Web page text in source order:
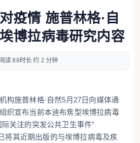
疫情 施普林格·自
博拉病毒研究内容
88 约 2 分钟
构施普林格·自然5月27日向媒体通
织宣布当前本迪布焦型埃博拉病毒
关注的突发公共卫生事件”
将其近期出版的与埃博拉病毒及疾